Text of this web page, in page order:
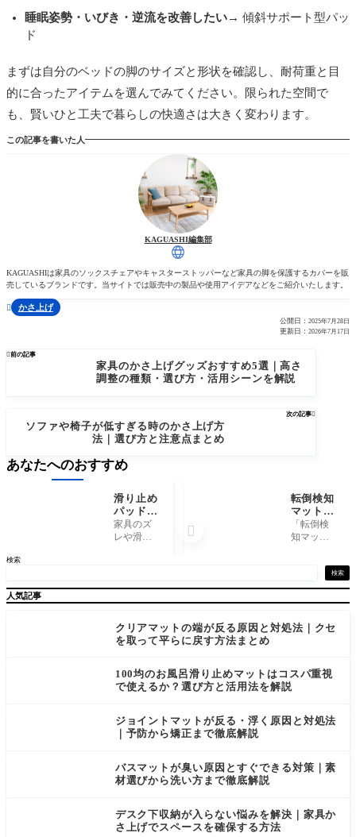
睡眠姿勢・いびき・逆流を改善したい→ 傾斜サポート型パッ
ド
まずは自分のベッドの脚のサイズと形状を確認し、耐荷重と目
的に合ったアイテムを選んでみてください。限られた空間で
も、賢いひと工夫で暮らしの快適さは大きく変わります。
この記事を書いた人
KAGUASHI編集部
KAGUASHIは家具のソックスチェアやキャスターストッパーなど家具の脚を保護するカバーを販
売しているブランドです。当サイトでは販売中の製品や使用アイデアなどをご紹介いたします。
 かさ上げ
公開日： 2025年7月28日
更新日： 2026年7月17日
前の記事
家具のかさ上げグッズおすすめ5選｜高さ
調整の種類・選び方・活用シーンを解説
次の記事
ソファや椅子が低すぎる時のかさ上げ方
法｜選び方と注意点まとめ
検索
検索
人気記事
クリアマットの端が反る原因と対処法｜クセ
を取って平らに戻す方法まとめ
100均のお風呂滑り止めマットはコスパ重視
で使えるか？選び方と活用法を解説
ジョイントマットが反る・浮く原因と対処法
｜予防から矯正まで徹底解説
バスマットが臭い原因とすぐできる対策｜素
材選びから洗い方まで徹底解説
デスク下収納が入らない悩みを解決｜家具か
さ上げでスペースを確保する方法
あなたへのおすすめ
滑り止め
パッドの
おすすめ
比較｜素
適タイプ
家具のズ
レや滑
り止めパ
ッド」
ム・シリ
コン・ジ
ど素材の
種類が多
を選べ
転倒検知
マットは
本当に効
果ある？
「転倒検
知マット
て夜中に
何度も鳴
応が遅く
こうした
声は在宅
